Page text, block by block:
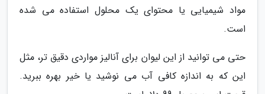
مواد شیمیایی یا محتوای یک محلول استفاده می شده
است.
حتی می توانید از این لیوان برای آنالیز مواردی دقیق تر، مثل
این که به اندازه کافی آب می نوشید یا خیر بهره ببرید.